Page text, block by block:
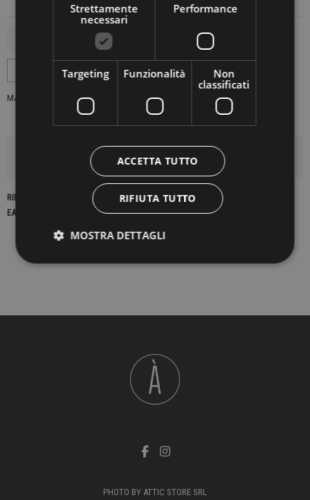
MARCA: HENRIK VIBSKOV
DETTAGLI DEL PRODOTTO
RIFERIMENTO
EAN13
PHOTO BY ATTIC STORE SRL
Strettamente
necessari
Performance
Targeting Funzionalità
Non
classificati
ACCETTA TUTTO
RIFIUTA TUTTO
MOSTRA DETTAGLI